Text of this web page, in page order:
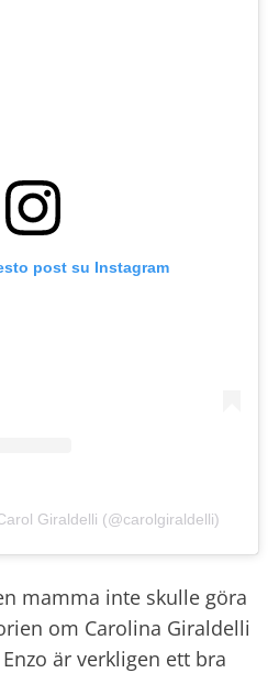
post su Instagram
Giraldelli (@carolgiraldelli)
mamma inte skulle göra
om Carolina Giraldelli
är verkligen ett bra